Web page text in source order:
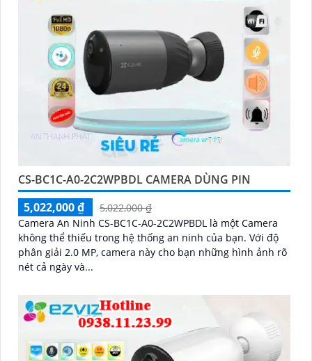
CS-BC1C-A0-2C2WPBDL CAMERA DÙNG PIN
5,022,000 ₫
5,022,000 ₫
Camera An Ninh CS-BC1C-A0-2C2WPBDL là một Camera
không thể thiếu trong hệ thống an ninh của bạn. Với độ
phân giải 2.0 MP, camera này cho bạn những hình ảnh rõ
nét cả ngày và...